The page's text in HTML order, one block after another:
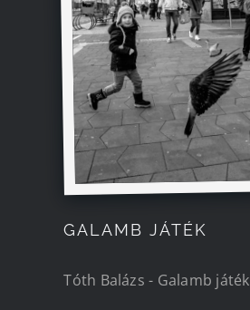
GALAMB JÁTÉK
Tóth Balázs - Galamb játék